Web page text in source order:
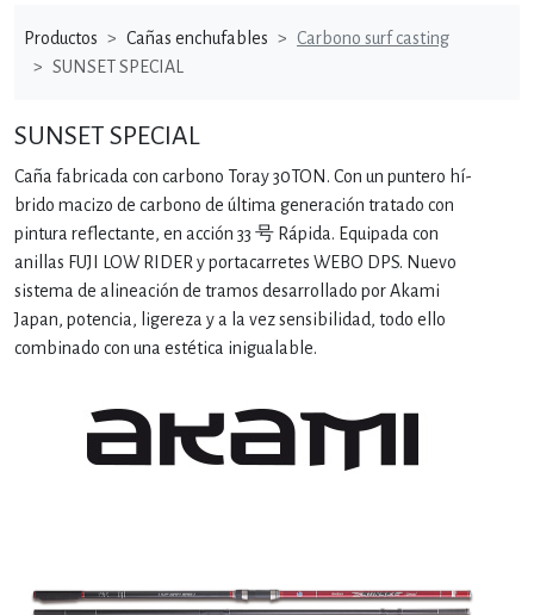
Productos Cañas enchufables
Carbono surf casting
SUNSET SPECIAL
SUNSET SPECIAL
Caña fabricada con carbono Toray 30TON. Con un puntero hí­
brido macizo de carbono de última generación tratado con
pintura reflectante, en acción 33 号 Rápida. Equipada con
anillas FUJI LOW RIDER y portacarretes WEBO DPS. Nuevo
sistema de alineación de tramos desarrollado por Akami
Japan, potencia, ligereza y a la vez sensibilidad, todo ello
combinado con una estética inigualable.